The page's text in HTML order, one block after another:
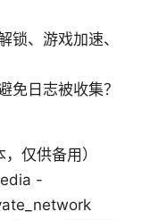
锁、游戏加速、
免日志被收集？
仅供备用）
-